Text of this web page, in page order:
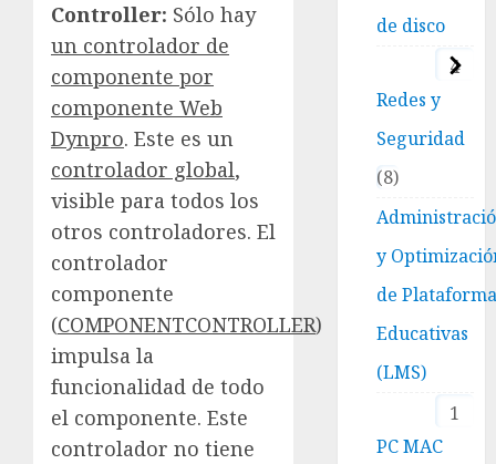
Controller: Sólo hay
un controlador de
componente por
componente Web
Dynpro. Este es un
controlador global,
visible para todos los
otros controladores. El
controlador
componente
(COMPONENTCONTROLLER)
impulsa la
funcionalidad de todo
el componente. Este
controlador no tiene
de disco
4
Redes y
Seguridad
8
y
de
Educativas
(LMS)
1
PC MAC